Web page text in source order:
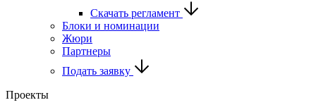
Скачать регламент
Блоки и номинации
Жюри
Партнеры
Подать заявку
Проекты